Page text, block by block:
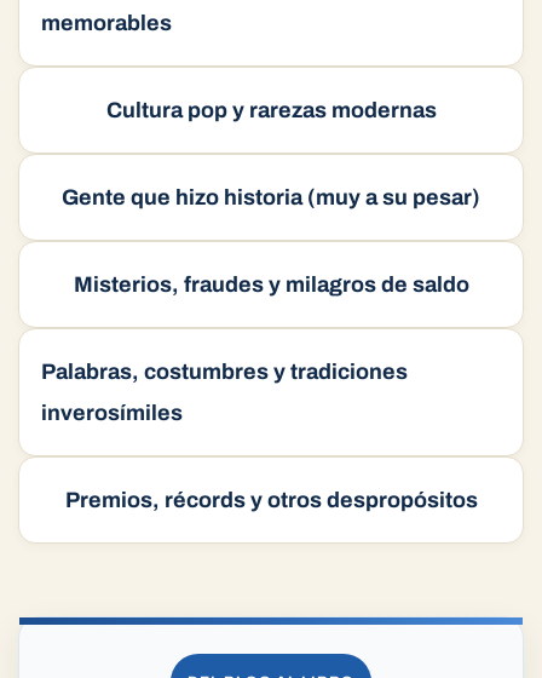
memorables
Cultura pop y rarezas modernas
Gente que hizo historia (muy a su pesar)
Misterios, fraudes y milagros de saldo
Palabras, costumbres y tradiciones
inverosímiles
Premios, récords y otros despropósitos